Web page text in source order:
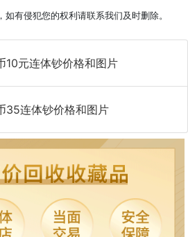
有侵犯您的权利请联系我们及时删除。
10元连体钞价格和图片
35连体钞价格和图片